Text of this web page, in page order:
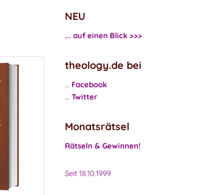
NEU
... auf einen Blick >>>
theology.de bei
... Facebook
... Twitter
Monatsrätsel
Rätseln & Gewinnen!
Seit 18.10.1999